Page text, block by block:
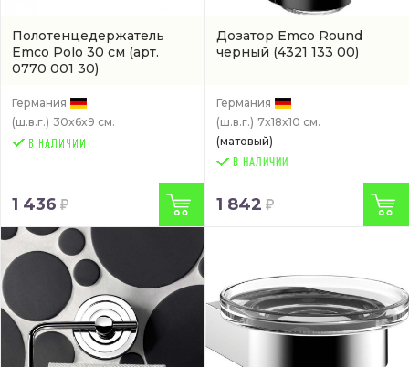
Полотенцедержатель
Emco Polo 30 см (арт.
0770 001 30)
Германия
(ш.в.г.) 30x6x9 см.
1 436
Дозатор Emco Round
черный (4321 133 00)
Германия
(ш.в.г.) 7x18x10 см.
(матовый)
В НАЛИЧИИ
1 842